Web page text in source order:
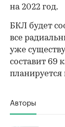
на 2022 год.
БКЛ будет
все
уже
составит 69
планируется
Авторы